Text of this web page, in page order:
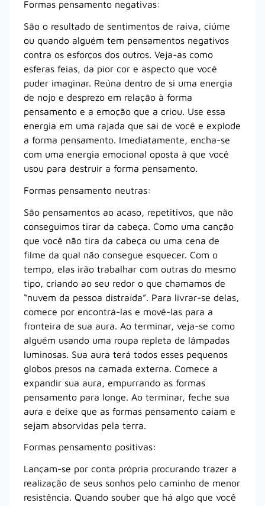
Formas pensamento negativas:
São o resultado de sentimentos de raiva, ciúme
ou quando alguém tem pensamentos negativos
contra os esforços dos outros. Veja-as como
esferas feias, da pior cor e aspecto que você
puder imaginar. Reúna dentro de si uma energia
de nojo e desprezo em relação à forma
pensamento e a emoção que a criou. Use essa
energia em uma rajada que sai de você e explode
a forma pensamento. Imediatamente, encha-se
com uma energia emocional oposta à que você
usou para destruir a forma pensamento.
Formas pensamento neutras:
São pensamentos ao acaso, repetitivos, que não
conseguimos tirar da cabeça. Como uma canção
que você não tira da cabeça ou uma cena de
filme da qual não consegue esquecer. Com o
tempo, elas irão trabalhar com outras do mesmo
tipo, criando ao seu redor o que chamamos de
“nuvem da pessoa distraída”. Para livrar-se delas,
comece por encontrá-las e movê-las para a
fronteira de sua aura. Ao terminar, veja-se como
alguém usando uma roupa repleta de lâmpadas
luminosas. Sua aura terá todos esses pequenos
globos presos na camada externa. Comece a
expandir sua aura, empurrando as formas
pensamento para longe. Ao terminar, feche sua
aura e deixe que as formas pensamento caiam e
sejam absorvidas pela terra.
Formas pensamento positivas:
Lançam-se por conta própria procurando trazer a
realização de seus sonhos pelo caminho de menor
resistência. Quando souber que há algo que você